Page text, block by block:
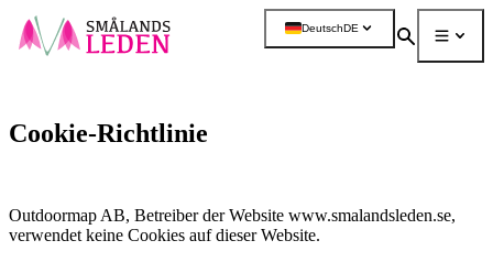
Menü
Mehr
DeutschDE
Suchen
Cookie-Richtlinie
Outdoormap AB, Betreiber der Website www.smalandsleden.se,
verwendet keine Cookies auf dieser Website.